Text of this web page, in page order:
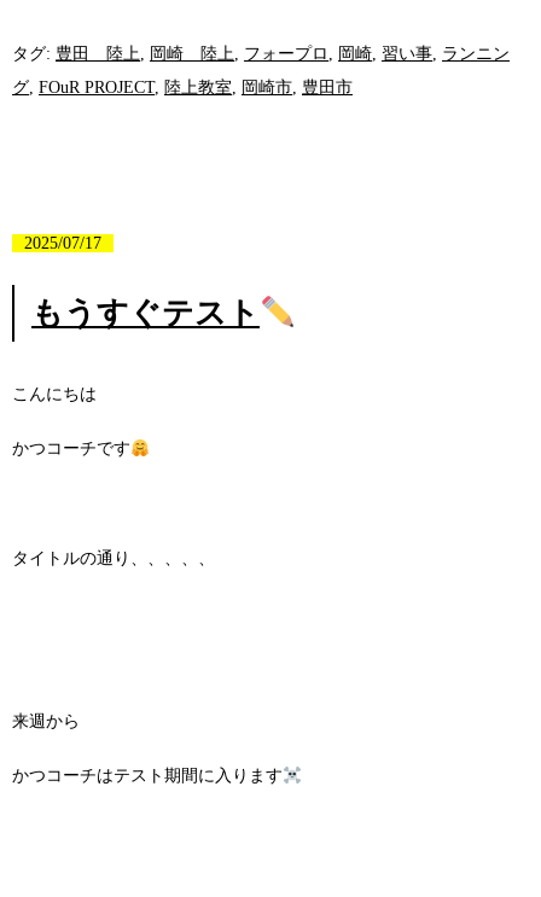
タグ: 豊田 陸上, 岡崎 陸上, フォープロ , 岡崎, 習い事, ランニン
グ, FOuR PROJECT, 陸上教室, 岡崎市, 豊田市
2025/07/17
もうすぐテスト
こんにちは
かつコーチです
タイトルの通り、、、、、
来週から
かつコーチはテスト期間に入ります